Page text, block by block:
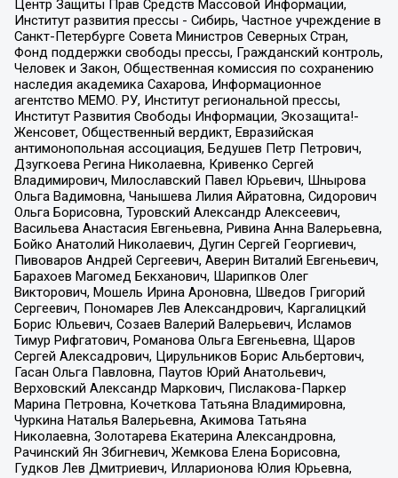
Центр Защиты Прав Средств Массовой Информации,
Институт развития прессы - Сибирь, Частное учреждение в
Санкт-Петербурге Совета Министров Северных Стран,
Фонд поддержки свободы прессы, Гражданский контроль,
Человек и Закон, Общественная комиссия по сохранению
наследия академика Сахарова, Информационное
агентство МЕМО. РУ, Институт региональной прессы,
Институт Развития Свободы Информации, Экозащита!-
Женсовет, Общественный вердикт, Евразийская
антимонопольная ассоциация, Бедушев Петр Петрович,
Дзугкоева Регина Николаевна, Кривенко Сергей
Владимирович, Милославский Павел Юрьевич, Шнырова
Ольга Вадимовна, Чанышева Лилия Айратовна, Сидорович
Ольга Борисовна, Туровский Александр Алексеевич,
Васильева Анастасия Евгеньевна, Ривина Анна Валерьевна,
Бойко Анатолий Николаевич, Дугин Сергей Георгиевич,
Пивоваров Андрей Сергеевич, Аверин Виталий Евгеньевич,
Барахоев Магомед Бекханович, Шарипков Олег
Викторович, Мошель Ирина Ароновна, Шведов Григорий
Сергеевич, Пономарев Лев Александрович, Каргалицкий
Борис Юльевич, Созаев Валерий Валерьевич, Исламов
Тимур Рифгатович, Романова Ольга Евгеньевна, Щаров
Сергей Алексадрович, Цирульников Борис Альбертович,
Гасан Ольга Павловна, Паутов Юрий Анатольевич,
Верховский Александр Маркович, Пислакова-Паркер
Марина Петровна, Кочеткова Татьяна Владимировна,
Чуркина Наталья Валерьевна, Акимова Татьяна
Николаевна, Золотарева Екатерина Александровна,
Рачинский Ян Збигневич, Жемкова Елена Борисовна,
Гудков Лев Дмитриевич, Илларионова Юлия Юрьевна,